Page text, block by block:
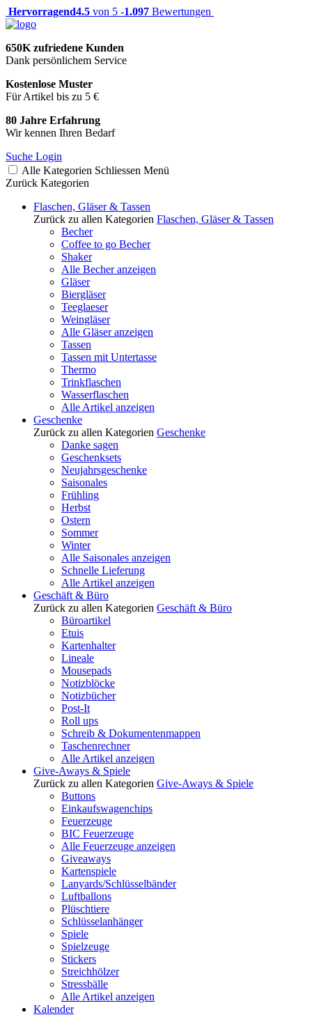
Hervorragend4.5 von 5 -1.097 Bewertungen
650K zufriedene Kunden
Dank persönlichem Service
Kostenlose Muster
Für Artikel bis zu 5 €
80 Jahre Erfahrung
Wir kennen Ihren Bedarf
Suche Login
Alle Kategorien Schliessen Menü
Zurück Kategorien
Flaschen, Gläser & Tassen
Zurück zu allen Kategorien Flaschen, Gläser & Tassen
Becher
Coffee to go Becher
Shaker
Alle Becher anzeigen
Gläser
Biergläser
Teeglaeser
Weingläser
Alle Gläser anzeigen
Tassen
Tassen mit Untertasse
Thermo
Trinkflaschen
Wasserflaschen
Alle Artikel anzeigen
Geschenke
Zurück zu allen Kategorien Geschenke
Danke sagen
Geschenksets
Neujahrsgeschenke
Saisonales
Frühling
Herbst
Ostern
Sommer
Winter
Alle Saisonales anzeigen
Schnelle Lieferung
Alle Artikel anzeigen
Geschäft & Büro
Zurück zu allen Kategorien Geschäft & Büro
Büroartikel
Etuis
Kartenhalter
Lineale
Mousepads
Notizblöcke
Notizbücher
Post-It
Roll ups
Schreib & Dokumentenmappen
Taschenrechner
Alle Artikel anzeigen
Give-Aways & Spiele
Zurück zu allen Kategorien Give-Aways & Spiele
Buttons
Einkaufswagenchips
Feuerzeuge
BIC Feuerzeuge
Alle Feuerzeuge anzeigen
Giveaways
Kartenspiele
Lanyards/Schlüsselbänder
Luftballons
Plüschtiere
Schlüsselanhänger
Spiele
Spielzeuge
Stickers
Streichhölzer
Stressbälle
Alle Artikel anzeigen
Kalender